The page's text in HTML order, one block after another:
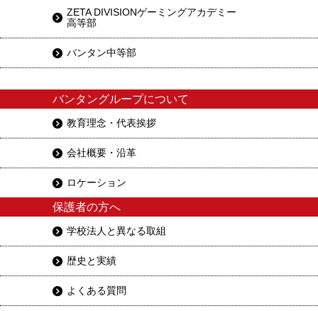
ZETA DIVISIONゲーミングアカデミー
高等部
バンタン中等部
バンタングループについて
教育理念・代表挨拶
会社概要・沿革
ロケーション
保護者の方へ
学校法人と異なる取組
歴史と実績
よくある質問